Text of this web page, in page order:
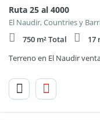
Ruta 25 al 4000
El Naudir, Countries y
750 m² Total
17
Terreno en El Naudir